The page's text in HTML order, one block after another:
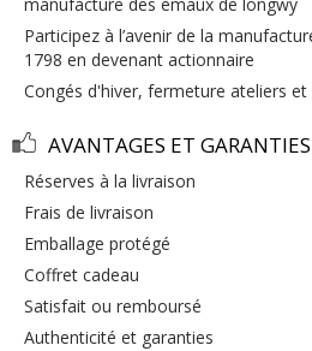
participez à l’avenir de la manufacture des emaux de longwy
1798 en devenant actionnaire
congés d'hiver, fermeture ateliers
AVANTAGES ET GARANTIES
réserves à la livraison
frais de livraison
emballage protégé
coffret cadeau
satisfait ou remboursé
authenticité et garanties